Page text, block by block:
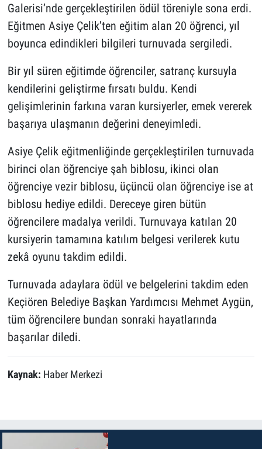
Galerisi’nde gerçekleştirilen ödül töreniyle sona erdi.
Eğitmen Asiye Çelik’ten eğitim alan 20 öğrenci, yıl
boyunca edindikleri bilgileri turnuvada sergiledi.
Bir yıl süren eğitimde öğrenciler, satranç kursuyla
kendilerini geliştirme fırsatı buldu. Kendi
gelişimlerinin farkına varan kursiyerler, emek vererek
başarıya ulaşmanın değerini deneyimledi.
Asiye Çelik eğitmenliğinde gerçekleştirilen turnuvada
birinci olan öğrenciye şah biblosu, ikinci olan
öğrenciye vezir biblosu, üçüncü olan öğrenciye ise at
biblosu hediye edildi. Dereceye giren bütün
öğrencilere madalya verildi. Turnuvaya katılan 20
kursiyerin tamamına katılım belgesi verilerek kutu
zekâ oyunu takdim edildi.
Turnuvada adaylara ödül ve belgelerini takdim eden
Keçiören Belediye Başkan Yardımcısı Mehmet Aygün,
tüm öğrencilere bundan sonraki hayatlarında
başarılar diledi.
Kaynak: Haber Merkezi